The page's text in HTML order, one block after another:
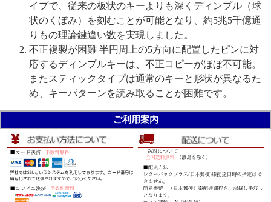
イプで、従来の板状のキーよりも深くディンプル（球
状のくぼみ）を刻むことが可能となり、約5兆5千億通
りもの理論鍵違い数を実現しました。
不正複製が困難 半円周上の5方向に配置したピンに対
応するディンプルキーは、不正コピーがほぼ不可能。
またスティックタイプは通常のキーと形状が異なるた
め、キーパターンを読み取ることが困難です。
ご利用案内